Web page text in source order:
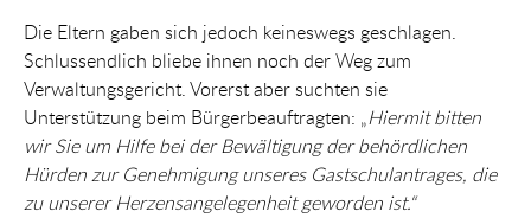
Die Eltern gaben sich jedoch keineswegs geschlagen.
Schlussendlich bliebe ihnen noch der Weg zum
Verwaltungsgericht. Vorerst aber suchten sie
Unterstützung beim Bürgerbeauftragten: „Hiermit bitten
wir Sie um Hilfe bei der Bewältigung der behördlichen
Hürden zur Genehmigung unseres Gastschulantrages, die
zu unserer Herzensangelegenheit geworden ist.“